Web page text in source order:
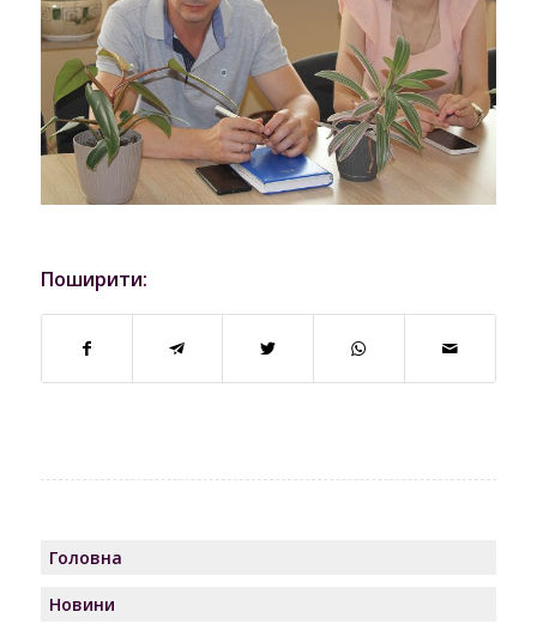
Поширити:
Головна
Новини